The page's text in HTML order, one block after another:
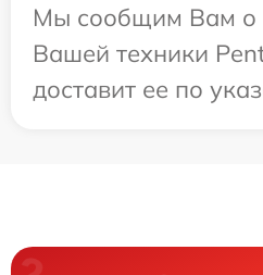
Мы сообщим Вам о
Вашей техники
доставит ее по